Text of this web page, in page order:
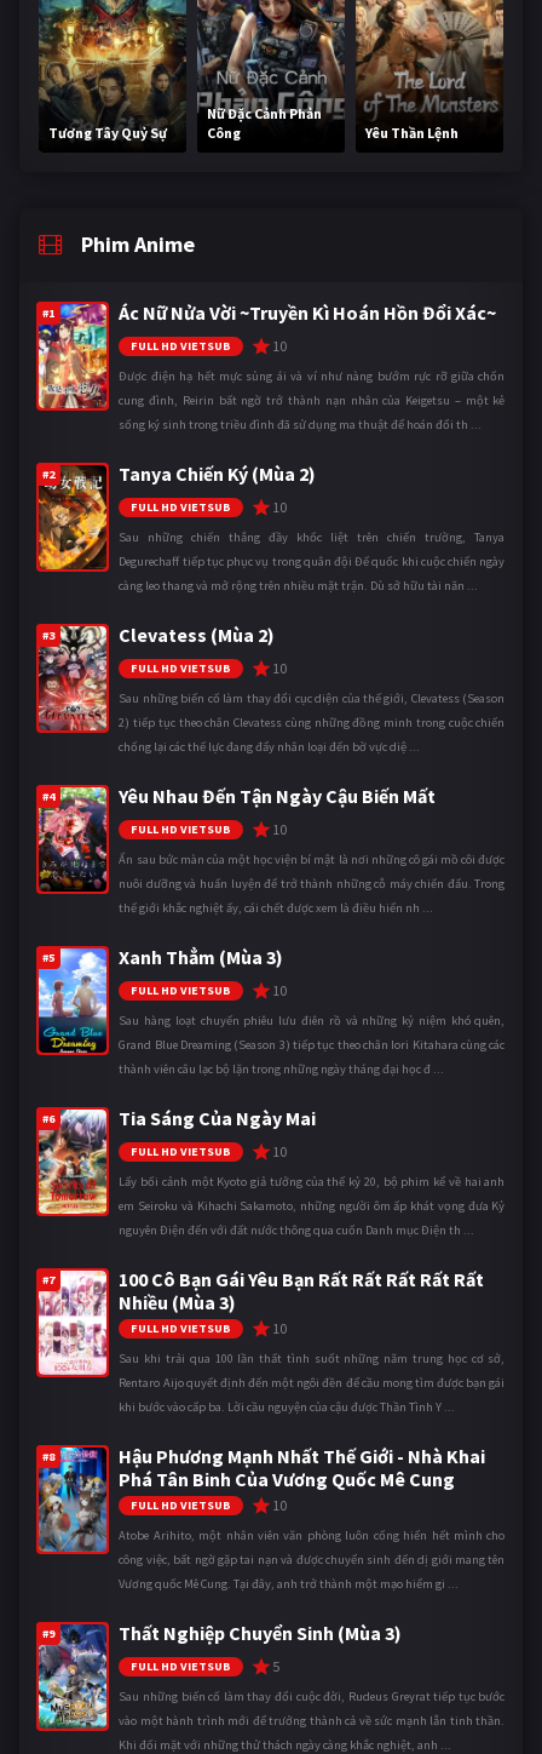
Tương Tây Quỷ Sự
Nữ Đặc Cảnh Phản
Công
Yêu Thần Lệnh
Phim Anime
#1 Ác Nữ Nửa Vời ~Truyền Kì Hoán Hồn Đổi Xác~
FULL HD VIETSUB 10
Được điện hạ hết mực sủng ái và ví như nàng bướm rực rỡ giữa chốn
cung đình, Reirin bất ngờ trở thành nạn nhân của Keigetsu – một kẻ
sống ký sinh trong triều đình đã sử dụng ma thuật để hoán đổi th ...
#2 Tanya Chiến Ký (Mùa 2)
FULL HD VIETSUB 10
Sau những chiến thắng đầy khốc liệt trên chiến trường, Tanya
Degurechaff tiếp tục phục vụ trong quân đội Đế quốc khi cuộc chiến ngày
càng leo thang và mở rộng trên nhiều mặt trận. Dù sở hữu tài năn ...
#3 Clevatess (Mùa 2)
FULL HD VIETSUB 10
Sau những biến cố làm thay đổi cục diện của thế giới, Clevatess (Season
2) tiếp tục theo chân Clevatess cùng những đồng minh trong cuộc chiến
chống lại các thế lực đang đẩy nhân loại đến bờ vực diệ ...
#4 Yêu Nhau Đến Tận Ngày Cậu Biến Mất
FULL HD VIETSUB 10
Ẩn sau bức màn của một học viện bí mật là nơi những cô gái mồ côi được
nuôi dưỡng và huấn luyện để trở thành những cỗ máy chiến đấu. Trong
thế giới khắc nghiệt ấy, cái chết được xem là điều hiển nh ...
#5 Xanh Thẳm (Mùa 3)
FULL HD VIETSUB 10
Sau hàng loạt chuyến phiêu lưu điên rồ và những kỷ niệm khó quên,
Grand Blue Dreaming (Season 3) tiếp tục theo chân Iori Kitahara cùng các
thành viên câu lạc bộ lặn trong những ngày tháng đại học đ ...
#6 Tia Sáng Của Ngày Mai
FULL HD VIETSUB 10
Lấy bối cảnh một Kyoto giả tưởng của thế kỷ 20, bộ phim kể về hai anh
em Seiroku và Kihachi Sakamoto, những người ôm ấp khát vọng đưa Kỷ
nguyên Điện đến với đất nước thông qua cuốn Danh mục Điện th ...
#7
100 Cô Bạn Gái Yêu Bạn Rất Rất Rất Rất Rất
Nhiều (Mùa 3)
FULL HD VIETSUB 10
Sau khi trải qua 100 lần thất tình suốt những năm trung học cơ sở,
Rentaro Aijo quyết định đến một ngôi đền để cầu mong tìm được bạn gái
khi bước vào cấp ba. Lời cầu nguyện của cậu được Thần Tình Y ...
#8
Hậu Phương Mạnh Nhất Thế Giới - Nhà Khai
Phá Tân Binh Của Vương Quốc Mê Cung
FULL HD VIETSUB 10
Atobe Arihito, một nhân viên văn phòng luôn cống hiến hết mình cho
công việc, bất ngờ gặp tai nạn và được chuyển sinh đến dị giới mang tên
Vương quốc Mê Cung. Tại đây, anh trở thành một mạo hiểm gi ...
#9 Thất Nghiệp Chuyển Sinh (Mùa 3)
FULL HD VIETSUB 5
Sau những biến cố làm thay đổi cuộc đời, Rudeus Greyrat tiếp tục bước
vào một hành trình mới để trưởng thành cả về sức mạnh lẫn tinh thần.
Khi đối mặt với những thử thách ngày càng khắc nghiệt, anh ...